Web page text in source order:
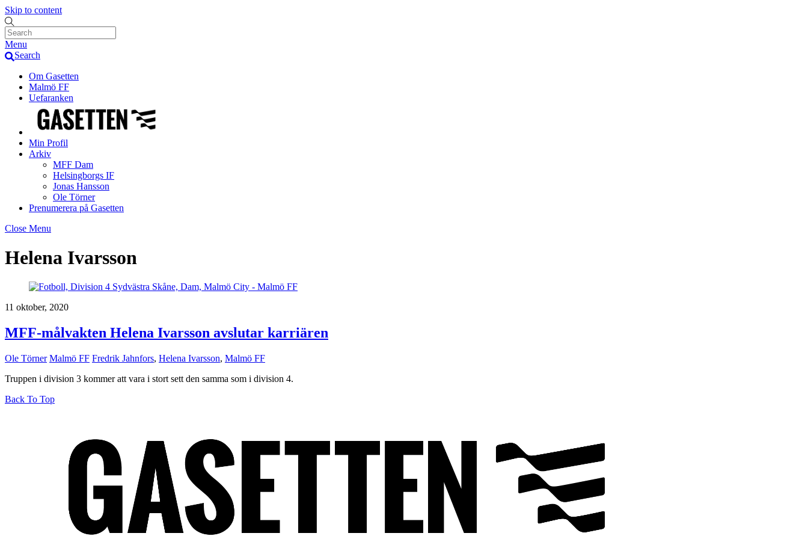
Skip to content
Menu
Search
Om Gasetten
Malmö FF
Uefaranken
Min Profil
Arkiv
MFF Dam
Helsingborgs IF
Jonas Hansson
Ole Törner
Prenumerera på Gasetten
Close Menu
Helena Ivarsson
11 oktober, 2020
MFF-målvakten Helena Ivarsson avslutar karriären
Ole Törner Malmö FF Fredrik Jahnfors, Helena Ivarsson, Malmö FF
Truppen i division 3 kommer att vara i stort sett den samma som i division 4.
Back To Top